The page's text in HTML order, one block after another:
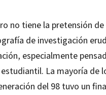
no tiene la pretensión de
de investigación
especialmente
La mayoría de
del 98 tuvo un